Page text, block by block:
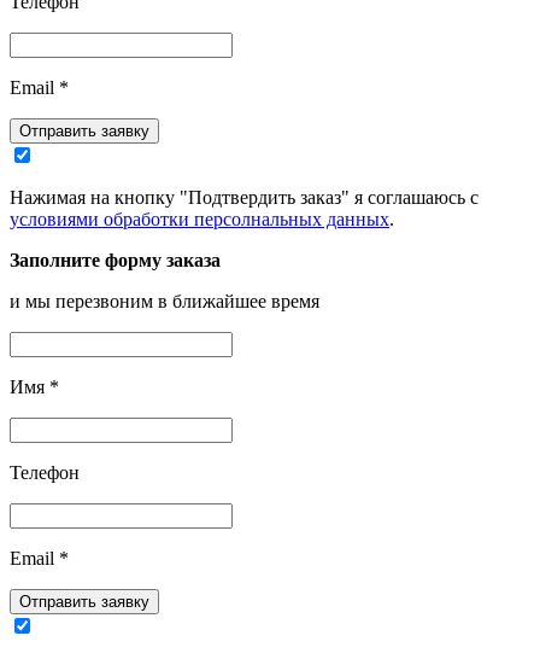
Email *
Отправить заявку
Нажимая на кнопку "Подтвердить заказ" я соглашаюсь с
условиями обработки персолнальных данных.
Заполните форму заказа
и мы перезвоним в ближайшее время
Имя *
Телефон
Email *
Отправить заявку